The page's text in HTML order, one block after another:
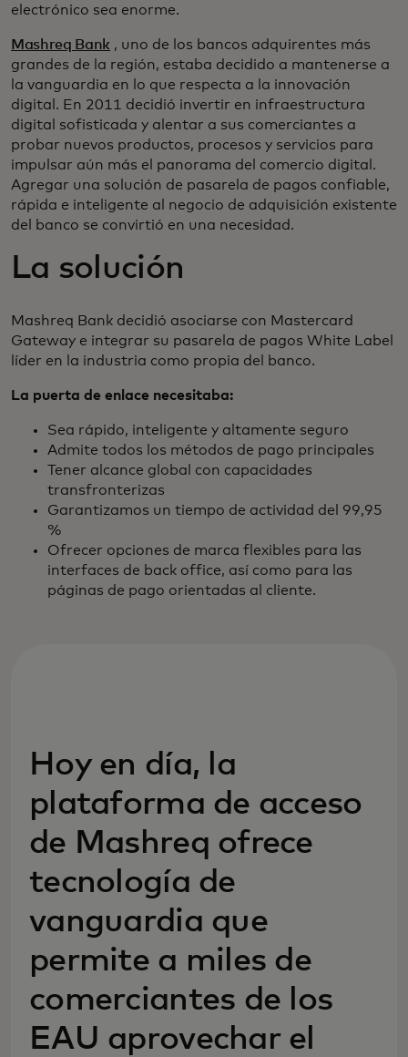
electrónico sea enorme.
Mashreq Bank , uno de los bancos adquirentes más
grandes de la región, estaba decidido a mantenerse a
la vanguardia en lo que respecta a la innovación
digital. En 2011 decidió invertir en infraestructura
digital sofisticada y alentar a sus comerciantes a
probar nuevos productos, procesos y servicios para
impulsar aún más el panorama del comercio digital.
Agregar una solución de pasarela de pagos confiable,
rápida e inteligente al negocio de adquisición existente
del banco se convirtió en una necesidad.
La solución
Mashreq Bank decidió asociarse con Mastercard
Gateway e integrar su pasarela de pagos White Label
líder en la industria como propia del banco.
La puerta de enlace necesitaba:
Sea rápido, inteligente y altamente seguro
Admite todos los métodos de pago principales
Tener alcance global con capacidades
transfronterizas
Garantizamos un tiempo de actividad del 99,95
%
Ofrecer opciones de marca flexibles para las
interfaces de back office, así como para las
páginas de pago orientadas al cliente.
Hoy en día, la
plataforma de acceso
de Mashreq ofrece
tecnología de
vanguardia que
permite a miles de
comerciantes de los
EAU aprovechar el